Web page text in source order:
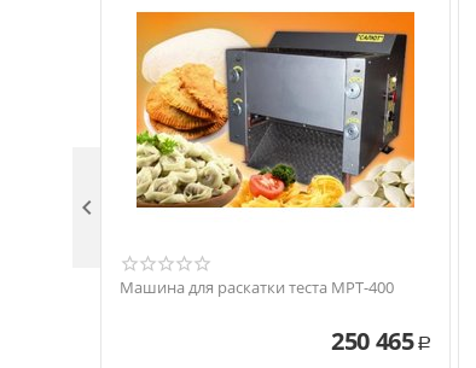
Машина для раскатки теста МРТ-400
250 465 Р
